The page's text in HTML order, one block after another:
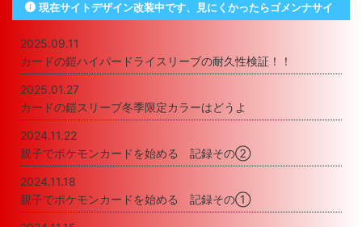
現在サイトデザイン改装中です、見にくかったらゴメンナサイ
2025.09.11
カードの鎧ハイパードライスリーブの耐久性検証！！
2025.01.27
カードの鎧スリーブ冬季限定カラーはどうよ
2024.11.22
親子でポケモンカードを始める 記録その②
2024.11.18
親子でポケモンカードを始める 記録その①